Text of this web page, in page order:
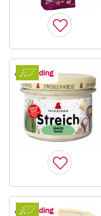
Aanbieding
Aanbieding